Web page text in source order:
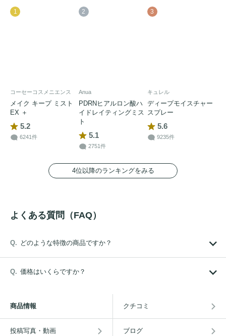
1
コーセーコスメニエンス
メイク キープ ミスト
EX ＋
5.2
6241件
2
Anua
PDRNヒアルロン酸ハ
イドレイティングミス
ト
5.1
2751件
3
キュレル
ディープモイスチャー
スプレー
5.6
9235件
4位以降のランキングをみる
よくある質問（FAQ）
どのような特徴の商品ですか？
価格はいくらですか？
商品情報 クチコミ
投稿写真・動画 ブログ